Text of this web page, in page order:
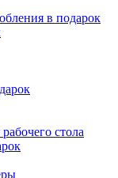
в подарок
стола